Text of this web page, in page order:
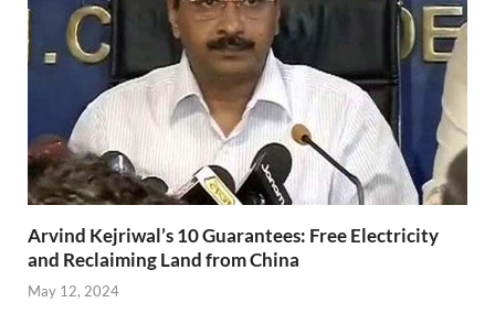
Arvind Kejriwal’s 10 Guarantees: Free Electricity
and Reclaiming Land from China
May 12, 2024